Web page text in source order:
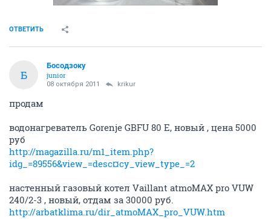
ОТВЕТИТЬ
Б
Босодзоку
junior
08 октября 2011 krikur
продам
водонагреватель Gorenje GBFU 80 E, новый , цена 5000
руб
http://magazilla.ru/m1_item.php?
idg_=89556&view_=desc¤cy_view_type_=2
настенный газовый котел Vaillant atmoMAX pro VUW
240/2-3 , новый, отдам за 30000 руб.
http://arbatklima.ru/dir_atmoMAX_pro_VUW.htm